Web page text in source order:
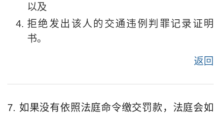
以及
拒绝发出该人的交通违例判罪记录证明
书。
返回
7. 如果没有依照法庭命令缴交罚款，法庭会如